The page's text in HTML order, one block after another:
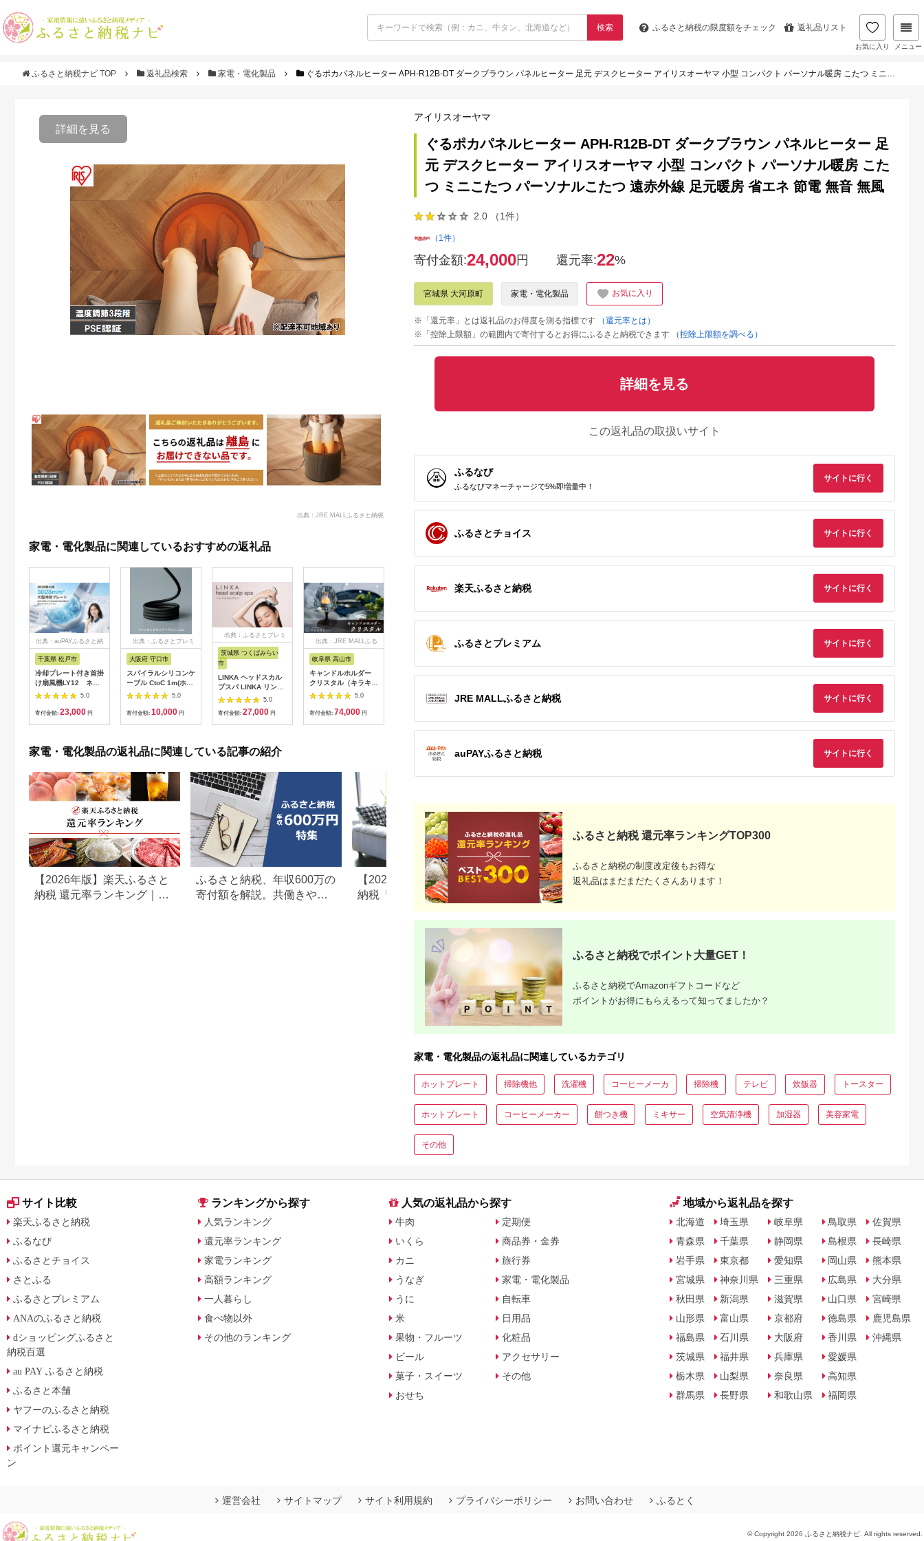
検索 ふるさと納税の限度額をチェック 返礼品リスト
お気に入り メニュー
ふるさと納税ナビ TOP 返礼品検索 家電・電化製品 ぐるポカパネルヒーター APH-R12B-DT ダークブラウン パネルヒーター 足元 デスクヒーター アイリスオーヤマ 小型 コンパクト パーソナル暖房 こたつ ミニこたつ パーソナルこたつ 遠赤外線 足元暖房 省エネ 節電 無音 無風
詳細を見る
出典：JRE MALLふるさと納税
家電・電化製品に関連しているおすすめの返礼品
出典：auPAYふるさと納
千葉県 松戸市
冷却プレート付き首掛
け扇風機LY12 ネイ
ビー
5.0
寄付金額: 23,000 円
出典：ふるさとプレミ
大阪府 守口市
スパイラルシリコンケ
ーブル CtoC 1m(ホワ
イト) [2558]
5.0
寄付金額: 10,000 円
出典：ふるさとプレミ
茨城県 つくばみらい
市
LINKA ヘッドスカル
プスパ LINKA リンカ
ヘアケア ヘッドスパ
リラックス 美容 マッ
サージ マッサージャ
ー 頭皮[EV11-NT]
5.0
寄付金額: 27,000 円
出典：JRE MALLふる
岐阜県 高山市
キャンドルホルダー
クリスタル（キラキ
ラ）ウォールナット ×
ガラス ろうそく立て
ロウソク立て クリス
5.0
寄付金額: 74,000 円
出典：ふるなび
2000E[BAEG004]工
5.0
出典：ふるなび
5.0
PSE適合製品 2年保証
(MOT-
出典：JRE MALLふる
茨城県 つくばみらい
市
LINKA エアリーブロ
ヤー ヘアケア 髪 エス
テ ギフト ラッピング
贈呈品 プレゼント 母
の日 母の日準備 母の
日ギフト [EV08-NT]
大阪府 貝塚市
単3・4形 計20本 ア
ック
寄付金額:12,000
家電・電化製品の返礼品に関連している記事の紹介
【2026年版】楽天ふるさと
納税 還元率ランキング｜高
ふるさと納税、年収600万の
寄付額を解説。共働きや子
【2026年最新版】ふるさと
納税「食べ物以外」返礼品
の還元率ランキング！
楽天ふるさと納税でこだわ
りの家電探し。おすすめラ
ンキングまとめ
アイリスオーヤマ
ぐるポカパネルヒーター APH-R12B-DT ダークブラウン パネルヒーター 足
元 デスクヒーター アイリスオーヤマ 小型 コンパクト パーソナル暖房 こた
つ ミニこたつ パーソナルこたつ 遠赤外線 足元暖房 省エネ 節電 無音 無風
2.0 （1件）
（1件）
寄付金額:24,000円 還元率:22%
宮城県 大河原町 家電・電化製品 お気に入り
※「還元率」とは返礼品のお得度を測る指標です
（還元率とは）
※「控除上限額」の範囲内で寄付するとお得にふるさと納税できます
（控除上限額を調べる）
詳細を見る
この返礼品の取扱いサイト
ふるなび
ふるなびマネーチャージで5%即増量中！
サイトに行く
ふるさとチョイス サイトに行く
楽天ふるさと納税 サイトに行く
ふるさとプレミアム サイトに行く
JRE MALLふるさと納税 サイトに行く
auPAYふるさと納税 サイトに行く
ふるさと納税 還元率ランキングTOP300
ふるさと納税の制度改定後もお得な
返礼品はまだまだたくさんあります！
ふるさと納税でポイント大量GET！
ふるさと納税でAmazonギフトコードなど
ポイントがお得にもらえるって知ってましたか？
家電・電化製品の返礼品に関連しているカテゴリ
ホットプレート 掃除機他 洗濯機 コーヒーメーカ 掃除機 テレビ 炊飯器 トースター
ホットプレート コーヒーメーカー 餅つき機 ミキサー 空気清浄機 加湿器 美容家電
その他
サイト比較
楽天ふるさと納税
ふるなび
ふるさとチョイス
さとふる
ふるさとプレミアム
ANAのふるさと納税
dショッピングふるさと
納税百選
au PAY ふるさと納税
ふるさと本舗
ヤフーのふるさと納税
マイナビふるさと納税
ポイント還元キャンペー
ン
ランキングから探す
人気ランキング
還元率ランキング
家電ランキング
高額ランキング
一人暮らし
食べ物以外
その他のランキング
人気の返礼品から探す
牛肉
いくら
カニ
うなぎ
うに
米
果物・フルーツ
ビール
菓子・スイーツ
おせち
定期便
商品券・金券
旅行券
家電・電化製品
自転車
日用品
化粧品
アクセサリー
その他
地域から返礼品を探す
北海道
青森県
岩手県
宮城県
秋田県
山形県
福島県
茨城県
栃木県
群馬県
埼玉県
千葉県
東京都
神奈川県
新潟県
富山県
石川県
福井県
山梨県
長野県
岐阜県
静岡県
愛知県
三重県
滋賀県
京都府
大阪府
兵庫県
奈良県
和歌山県
鳥取県
島根県
岡山県
広島県
山口県
徳島県
香川県
愛媛県
高知県
福岡県
佐賀県
長崎県
熊本県
大分県
宮崎県
鹿児島県
沖縄県
運営会社 サイトマップ サイト利用規約 プライバシーポリシー お問い合わせ ふるとく
© Copyright 2026 ふるさと納税ナビ. All rights reserved.